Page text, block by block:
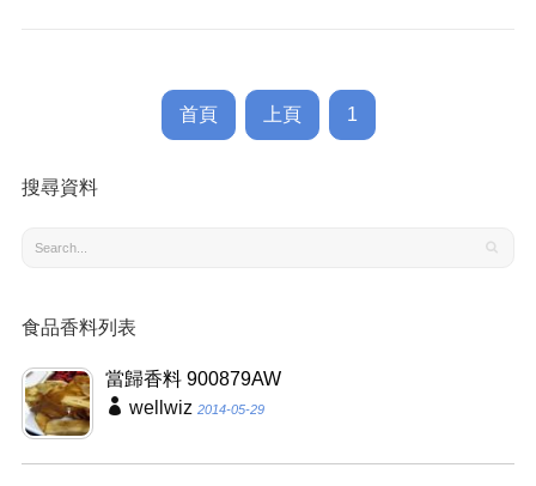
首頁 上頁 1
搜尋資料
食品香料列表
當歸香料 900879AW
wellwiz 2014-05-29